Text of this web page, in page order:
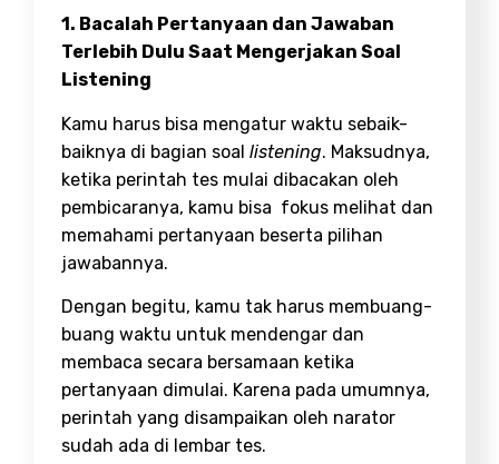
1. Bacalah Pertanyaan dan Jawaban
Terlebih Dulu Saat Mengerjakan Soal
Listening
Kamu harus bisa mengatur waktu sebaik-
baiknya di bagian soal listening. Maksudnya,
ketika perintah tes mulai dibacakan oleh
pembicaranya, kamu bisa fokus melihat dan
memahami pertanyaan beserta pilihan
jawabannya.
Dengan begitu, kamu tak harus membuang-
buang waktu untuk mendengar dan
membaca secara bersamaan ketika
pertanyaan dimulai. Karena pada umumnya,
perintah yang disampaikan oleh narator
sudah ada di lembar tes.